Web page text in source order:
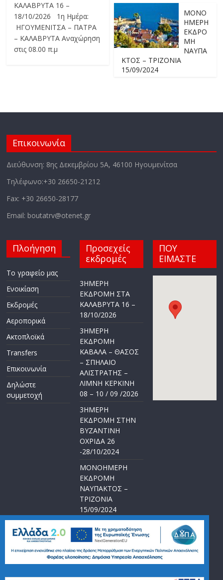
ΚΑΛΑΒΡΥΤΑ 16 –
18/10/2026 1η Ημέρα:
ΗΓΟΥΜΕΝΙΤΣΑ – ΠΑΤΡΑ
– ΚΑΛΑΒΡΥΤΑ Αναχώρηση
στις 08.00 π.μ
ΜΟΝΟ
ΗΜΕΡΗ
ΕΚΔΡΟ
ΜΗ
ΝΑΥΠΑ
ΚΤΟΣ – ΤΡΙΖΟΝΙΑ
15/09/2024
Επικοινωνία
Διεύθυνση: 8ης Δεκεμβρίου 5Α, 46100 Ηγουμενίτσα
Τηλέφωνο:+30 26650-21212
Fax: +30 26650-28177
Email: boutatrv@otenet.gr
Πλοήγηση
Το γραφείο μας
Ενοικίαση
Εκδρομές
Αεροπορικά
Ακτοπλοϊκά
Transfers
Επικοινωνία
Δηλώστε
συμμετοχή
Προσεχείς
εκδρομές
3ΗΜΕΡΗ
ΕΚΔΡΟΜΗ ΣΤΑ
ΚΑΛΑΒΡΥΤΑ 16 –
18/10/2026
3ΗΜΕΡΗ
ΕΚΔΡΟΜΗ
ΚΑΒΑΛΑ – ΘΑΣΟΣ
– ΣΠΗΛΑΙΟ
ΑΛΙΣΤΡΑΤΗΣ –
ΛΙΜΝΗ ΚΕΡΚΙΝΗ
08 – 10 / 09 /2026
3ΗΜΕΡΗ
ΕΚΔΡΟΜΗ ΣΤΗΝ
ΒΥΖΑΝΤΙΝΗ
ΟΧΡΙΔΑ 26
-28/10/2024
ΜΟΝΟΗΜΕΡΗ
ΕΚΔΡΟΜΗ
ΝΑΥΠΑΚΤΟΣ –
ΤΡΙΖΟΝΙΑ
15/09/2024
ΕΚΔΡΟΜΗ
ΠΝΕΥΜΑΤΟΣ>>
21-25/06/2024
ΠΟΥ
ΕΙΜΑΣΤΕ